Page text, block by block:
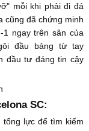
mỗi khi phải đi đá
cũng đã chứng minh
ngay trên sân của
đầu bảng từ tay
đầu tư đáng tin cậy
SC:
tổng lực để tìm kiếm